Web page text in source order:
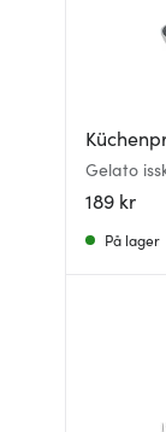
Gelato
væske
189 kr
På lager